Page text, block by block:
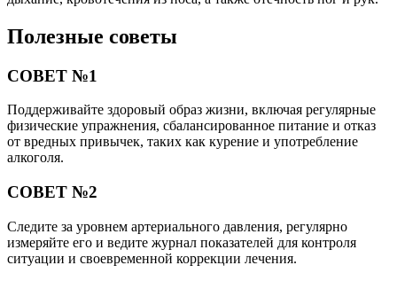
Полезные советы
СОВЕТ №1
Поддерживайте здоровый образ жизни, включая регулярные
физические упражнения, сбалансированное питание и отказ
от вредных привычек, таких как курение и употребление
алкоголя.
СОВЕТ №2
Следите за уровнем артериального давления, регулярно
измеряйте его и ведите журнал показателей для контроля
ситуации и своевременной коррекции лечения.